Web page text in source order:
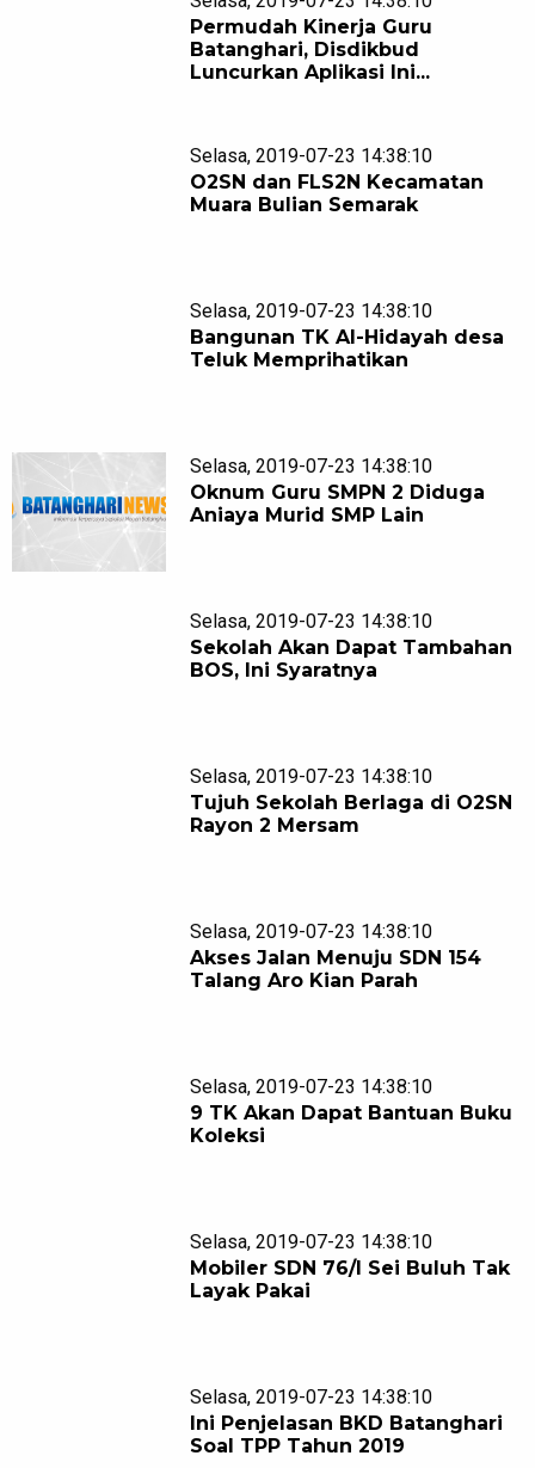
Permudah Kinerja Guru
Batanghari, Disdikbud
Luncurkan Aplikasi Ini...
Selasa, 2019-07-23 14:38:10
O2SN dan FLS2N Kecamatan
Muara Bulian Semarak
Selasa, 2019-07-23 14:38:10
Bangunan TK Al-Hidayah desa
Teluk Memprihatikan
Selasa, 2019-07-23 14:38:10
Oknum Guru SMPN 2 Diduga
Aniaya Murid SMP Lain
Selasa, 2019-07-23 14:38:10
Sekolah Akan Dapat Tambahan
BOS, Ini Syaratnya
Selasa, 2019-07-23 14:38:10
Tujuh Sekolah Berlaga di O2SN
Rayon 2 Mersam
Selasa, 2019-07-23 14:38:10
Akses Jalan Menuju SDN 154
Talang Aro Kian Parah
Selasa, 2019-07-23 14:38:10
9 TK Akan Dapat Bantuan Buku
Koleksi
Selasa, 2019-07-23 14:38:10
Mobiler SDN 76/I Sei Buluh Tak
Layak Pakai
Selasa, 2019-07-23 14:38:10
Ini Penjelasan BKD Batanghari
Soal TPP Tahun 2019